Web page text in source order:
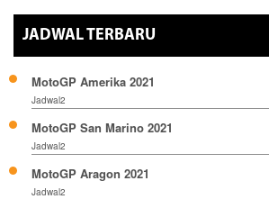
JADWAL TERBARU
MotoGP Amerika 2021
Jadwal2
MotoGP San Marino 2021
Jadwal2
MotoGP Aragon 2021
Jadwal2